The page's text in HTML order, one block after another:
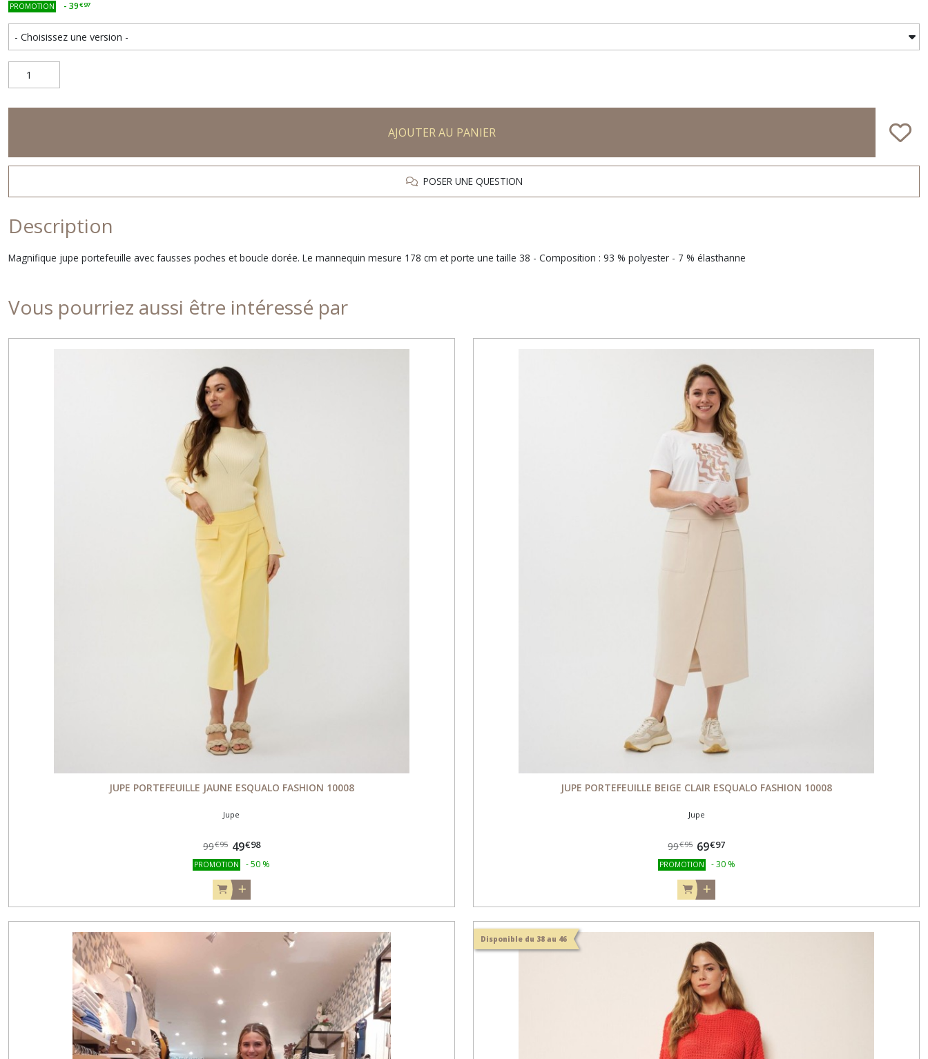
PROMOTION - 39€97
AJOUTER AU PANIER
POSER UNE QUESTION
Description
Magnifique jupe portefeuille avec fausses poches et boucle dorée. Le mannequin mesure 178 cm et porte une taille 38 - Composition : 93 % polyester - 7 % élasthanne
Vous pourriez aussi être intéressé par
JUPE PORTEFEUILLE JAUNE ESQUALO FASHION 10008
Jupe
99€95 49€98
PROMOTION -50 %
JUPE PORTEFEUILLE BEIGE CLAIR ESQUALO FASHION 10008
Jupe
99€95 69€97
PROMOTION - 30 %
Disponible du 38 au 46